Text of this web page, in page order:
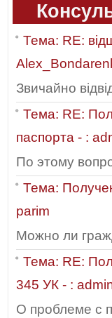
Тема: RE:
Звичайно
Тема: RE:
паспорта - :
По этому
Тема:
parim
Можно ли
Тема: RE:
345 УК - :
О проблеме с